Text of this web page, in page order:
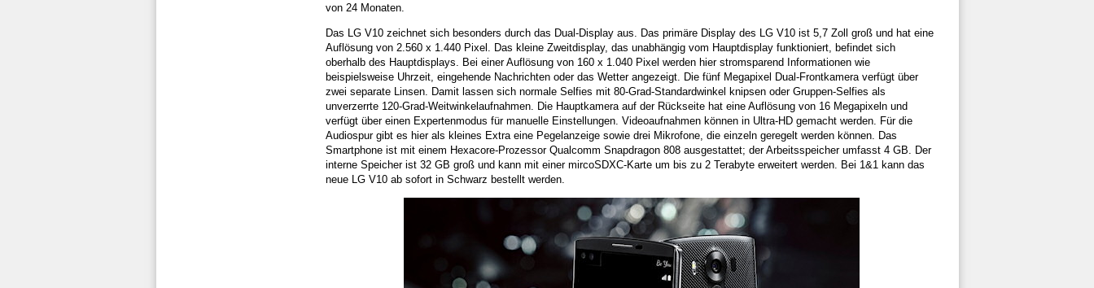
von 24 Monaten.
Das LG V10 zeichnet sich besonders durch das Dual-Display aus. Das primäre Display des LG V10 ist 5,7 Zoll groß und hat eine
Auflösung von 2.560 x 1.440 Pixel. Das kleine Zweitdisplay, das unabhängig vom Hauptdisplay funktioniert, befindet sich
oberhalb des Hauptdisplays. Bei einer Auflösung von 160 x 1.040 Pixel werden hier stromsparend Informationen wie
beispielsweise Uhrzeit, eingehende Nachrichten oder das Wetter angezeigt. Die fünf Megapixel Dual-Frontkamera verfügt über
zwei separate Linsen. Damit lassen sich normale Selfies mit 80-Grad-Standardwinkel knipsen oder Gruppen-Selfies als
unverzerrte 120-Grad-Weitwinkelaufnahmen. Die Hauptkamera auf der Rückseite hat eine Auflösung von 16 Megapixeln und
verfügt über einen Expertenmodus für manuelle Einstellungen. Videoaufnahmen können in Ultra-HD gemacht werden. Für die
Audiospur gibt es hier als kleines Extra eine Pegelanzeige sowie drei Mikrofone, die einzeln geregelt werden können. Das
Smartphone ist mit einem Hexacore-Prozessor Qualcomm Snapdragon 808 ausgestattet; der Arbeitsspeicher umfasst 4 GB. Der
interne Speicher ist 32 GB groß und kann mit einer mircoSDXC-Karte um bis zu 2 Terabyte erweitert werden. Bei 1&1 kann das
neue LG V10 ab sofort in Schwarz bestellt werden.